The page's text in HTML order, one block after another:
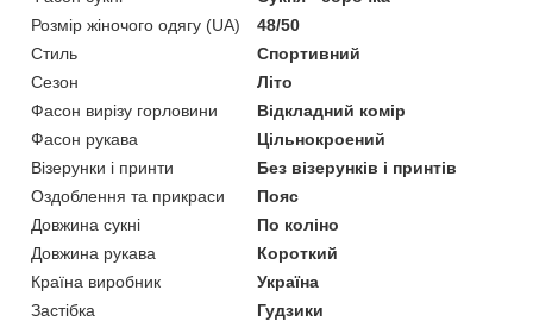
Розмір жіночого одягу (UA)
48/50
Стиль
Спортивний
Сезон
Літо
Фасон вирізу горловини
Відкладний комір
Фасон рукава
Цільнокроений
Візерунки і принти
Без візерунків і принтів
Оздоблення та прикраси
Пояс
Довжина сукні
По коліно
Довжина рукава
Короткий
Країна виробник
Україна
Застібка
Гудзики